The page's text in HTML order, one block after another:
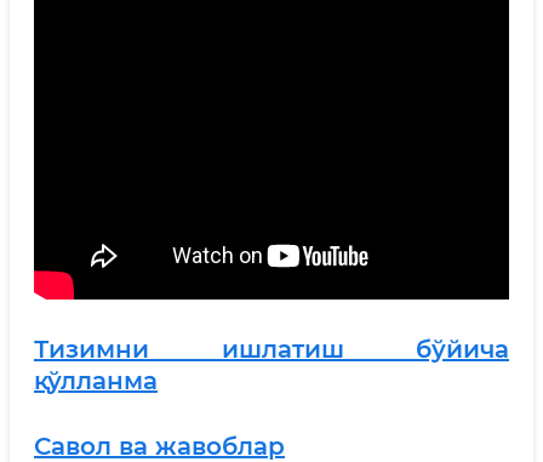
Тизимни ишлатиш бўйича
қўлланма
Савол ва жавоблар